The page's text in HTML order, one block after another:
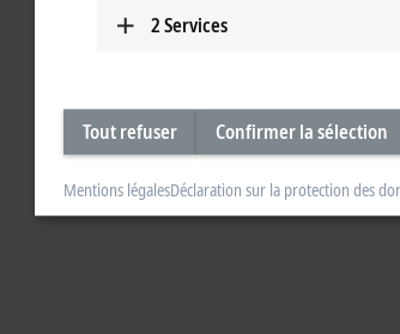
2Services
Tout refuser Confirmer la sélection
Mentions légalesDéclaration sur la protection des